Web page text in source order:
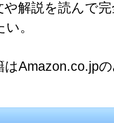
や解説を読んで
。
Amazon.co.jp